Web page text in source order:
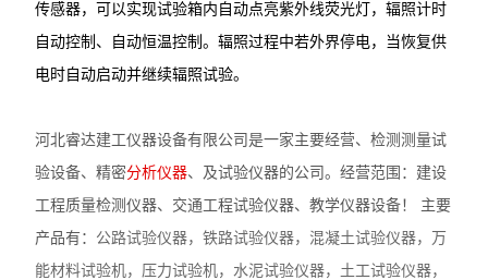
传感器，可以实现试验箱内自动点亮紫外线荧光灯，辐照计时
自动控制、自动恒温控制。辐照过程中若外界停电，当恢复供
电时自动启动并继续辐照试验。
河北睿达建工仪器设备有限公司是一家主要经营、检测测量试
验设备、精密分析仪器、及试验仪器的公司。经营范围：建设
工程质量检测仪器、交通工程试验仪器、教学仪器设备！ 主要
产品有： 公路试验仪器，铁路试验仪器， 混凝土试验仪器，
万
能材料试验机，压力试验机，水泥试验仪器，土工试验仪器，